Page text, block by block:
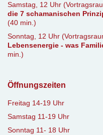
Samstag, 12 Uhr
die 7 schamanischen
(40 min.)
Sonntag, 12 Uhr
Lebensenergie - was
min.)
Öffnungszeiten
Freitag 14-19 Uhr
Samstag 11-19 Uhr
Sonntag 11- 18 Uhr